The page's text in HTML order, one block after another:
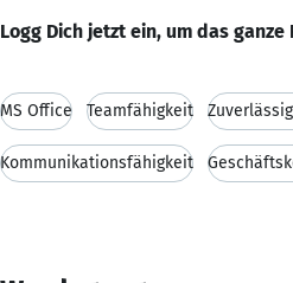
Logg Dich jetzt ein, um das
MS Office Teamfähigkeit
Kommunikationsfähigkeit